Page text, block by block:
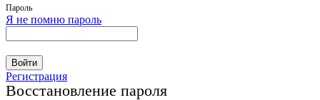
Пароль
Я не помню пароль
Войти
Регистрация
Восстановление пароля